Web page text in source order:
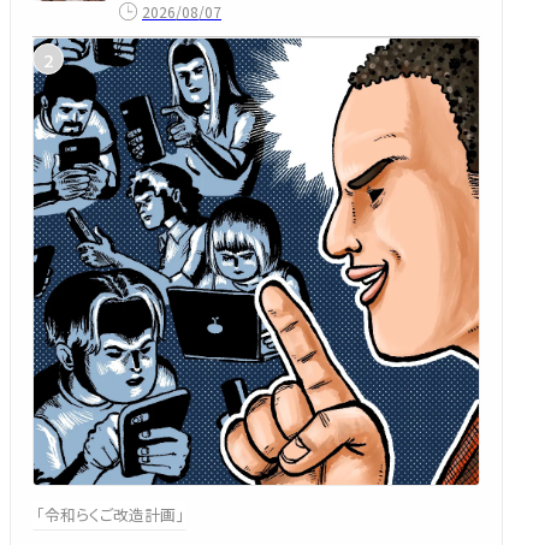
2026/08/07
「令和らくご改造計画」